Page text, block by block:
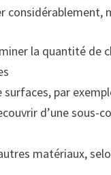
considérablement,
la quantité de
par
d’une sous-
matériaux,